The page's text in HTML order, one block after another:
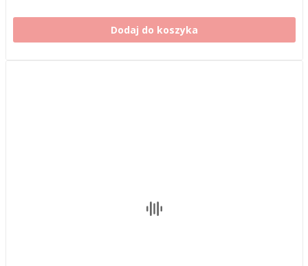
Dodaj do koszyka